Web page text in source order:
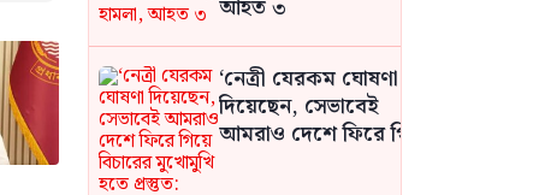
আহত ৩
‘নেত্রী যেরকম ঘোষণা
দিয়েছেন, সেভাবেই
আমরাও দেশে ফিরে গিয়ে